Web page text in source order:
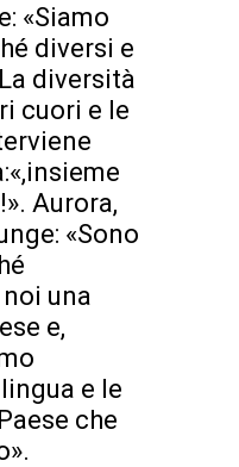
«Siamo
diversi e
diversità
cuori e le
Aurora,
«Sono
una
e,
e le
che